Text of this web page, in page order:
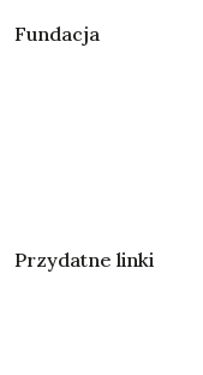
Fundacja
Przydatne linki